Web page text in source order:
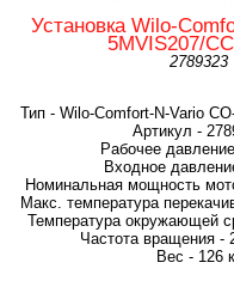
Установка Wilo-
5MVIS207/
2789323
Тип - Wilo-Comfort-N-Vario
Артикул -
Рабочее
Входное
Номинальная мощность
Макс. температура
Температура окружающей
Частота вращения -
Вес - 126